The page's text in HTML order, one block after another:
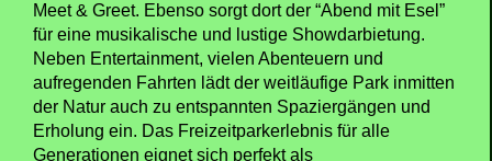
Meet & Greet. Ebenso sorgt dort der “Abend mit Esel”
für eine musikalische und lustige Showdarbietung.
Neben Entertainment, vielen Abenteuern und
aufregenden Fahrten lädt der weitläufige Park inmitten
der Natur auch zu entspannten Spaziergängen und
Erholung ein. Das Freizeitparkerlebnis für alle
Generationen eignet sich perfekt als